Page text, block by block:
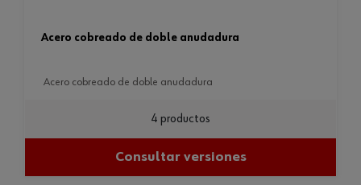
acero cobreado de doble anudadura
acero cobreado de doble anudadura
4 productos
Consultar versiones